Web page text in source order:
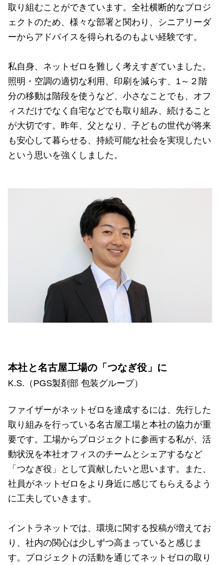
取り組むことができています。全社横断的なプロジ
ェクトのため、様々な部署と関わり、シニアリーダ
ーからアドバイスを得られるのもよい経験です。
私自身、ネットゼロを難しく考えすぎていました。
照明・空調の適切な利用、印刷を減らす、1～２階
分の移動は階段を使うなど、小さなことでも、オフ
ィスだけでなく自宅などでも取り組み、続けること
が大切です。昨年、父となり、子どもの世代が将来
も安心して暮らせる、持続可能な社会を実現したい
という思いを強くしました。
本社と名古屋工場の「つなぎ役」に
K.S.（PGS製剤部 包装グループ）
ファイザーがネットゼロを達成するには、先行した
取り組みを行っている名古屋工場と本社の協力が重
要です。工場からプロジェクトに参画する私が、活
動状況を本社オフィスのチームとシェアするなど
「つなぎ役」として貢献したいと思います。また、
社員がネットゼロをより身近に感じてもらえるよう
に工夫していきます。
イントラネットでは、環境に関する投稿が増えてお
り、社内の関心は少しずつ高まっていると感じま
す。プロジェクトの活動を通じてネットゼロの取り